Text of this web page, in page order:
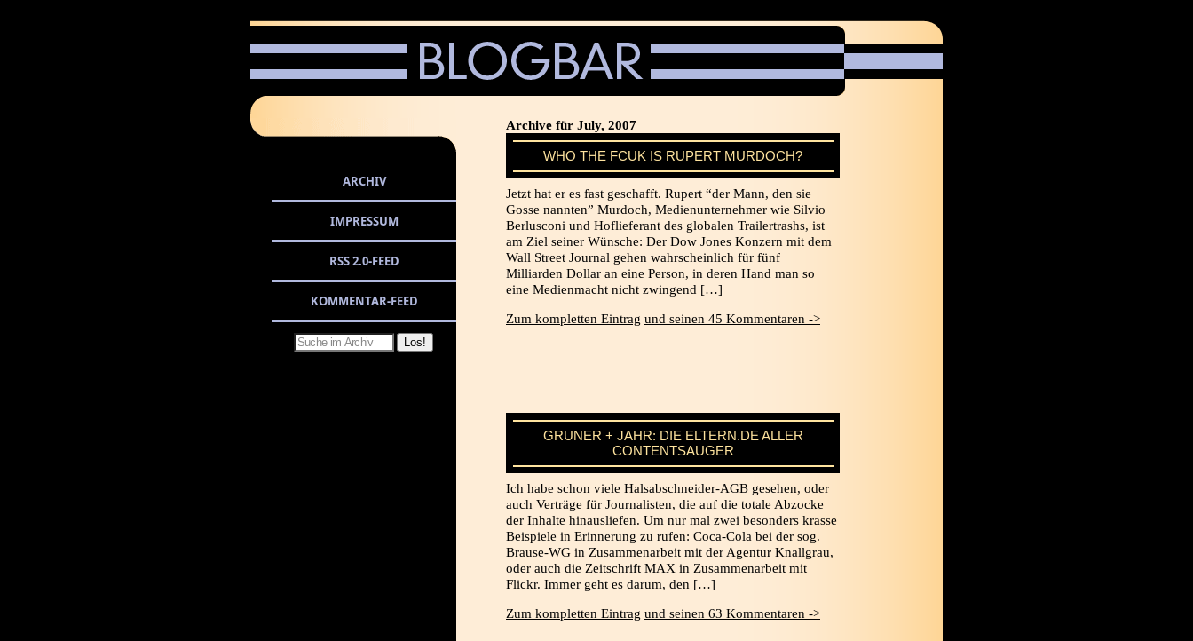
Archive für July, 2007
WHO THE FCUK IS RUPERT MURDOCH?
Jetzt hat er es fast geschafft. Rupert “der Mann, den sie
Gosse nannten” Murdoch, Medienunternehmer wie Silvio
Berlusconi und Hoflieferant des globalen Trailertrashs, ist
am Ziel seiner Wünsche: Der Dow Jones Konzern mit dem
Wall Street Journal gehen wahrscheinlich für fünf
Milliarden Dollar an eine Person, in deren Hand man so
eine Medienmacht nicht zwingend […]
Zum kompletten Eintrag und seinen 45 Kommentaren ->
GRUNER + JAHR: DIE ELTERN.DE ALLER
CONTENTSAUGER
Ich habe schon viele Halsabschneider-AGB gesehen, oder
auch Verträge für Journalisten, die auf die totale Abzocke
der Inhalte hinausliefen. Um nur mal zwei besonders krasse
Beispiele in Erinnerung zu rufen: Coca-Cola bei der sog.
Brause-WG in Zusammenarbeit mit der Agentur Knallgrau,
oder auch die Zeitschrift MAX in Zusammenarbeit mit
Flickr. Immer geht es darum, den […]
Zum kompletten Eintrag und seinen 63 Kommentaren ->
ARCHIV
IMPRESSUM
RSS 2.0-FEED
KOMMENTAR-FEED